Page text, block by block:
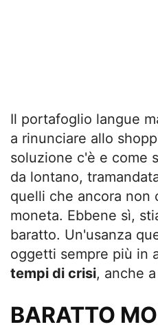
Il portafoglio langue
a rinunciare allo
soluzione c'è e come
da lontano,
quelli che ancora non
moneta. Ebbene sì,
baratto. Un'usanza
oggetti sempre più in
tempi di crisi, anche
BARATTO